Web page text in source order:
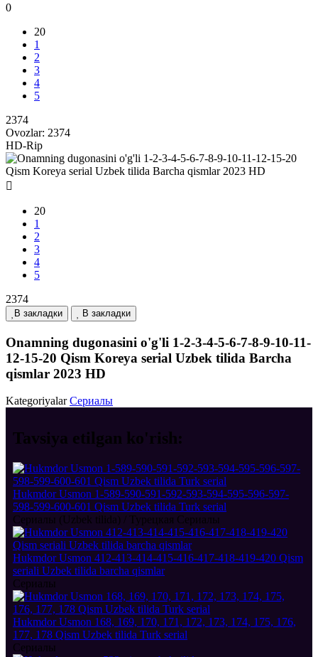
0
20
1
2
3
4
5
2374
Ovozlar: 2374
HD-Rip
20
1
2
3
4
5
2374
В закладки В закладки
Onamning dugonasini o'g'li 1-2-3-4-5-6-7-8-9-10-11-
12-15-20 Qism Koreya serial Uzbek tilida Barcha
qismlar 2023 HD
Kategoriyalar Сериалы
Tavsiya etilgan ko'rish:
Hukmdor Usmon 1-589-590-591-592-593-594-595-596-597-
598-599-600-601 Qism Uzbek tilida Turk serial
Сериалы (Uzbek tilida) / Турецкая Сериалы
Hukmdor Usmon 412-413-414-415-416-417-418-419-420 Qism
seriali Uzbek tilida barcha qismlar
Сериалы
Hukmdor Usmon 168, 169, 170, 171, 172, 173, 174, 175, 176,
177, 178 Qism Uzbek tilida Turk serial
Сериалы